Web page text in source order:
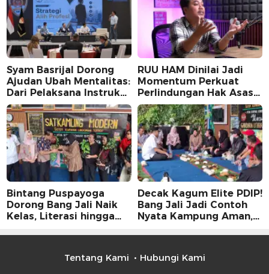
Syam Basrijal Dorong
Ajudan Ubah Mentalitas:
Dari Pelaksana Instruksi
Jadi Pencipta Nilai
RUU HAM Dinilai Jadi
Momentum Perkuat
Perlindungan Hak Asasi
Manusia, Partisipasi
Publik Perlu
Dimaksimalkan
Bintang Puspayoga
Dorong Bang Jali Naik
Kelas, Literasi hingga
Decak Kagum Elite PDIP!
Bang Jali Jadi Contoh
Nyata Kampung Aman,
Tentang Kami Hubungi Kami